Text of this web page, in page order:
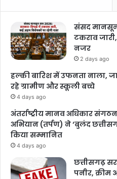
संसद मानसून
टकराव
नजर
2 days ago
हल्की बारिश में उफनता नाला,
रहे ग्रामीण और स्कूली बच्चे
4 days ago
अंतर्राष्ट्रीय मानव अधिकार
अभियान (तर्पण) ने ‘बुलंद
किया सम्मानित
4 days ago
छत्तीसगढ़
पनीर, क्रीम